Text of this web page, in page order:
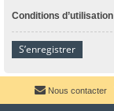
Conditions d’utilisation
S’enregistrer
Nous contacter